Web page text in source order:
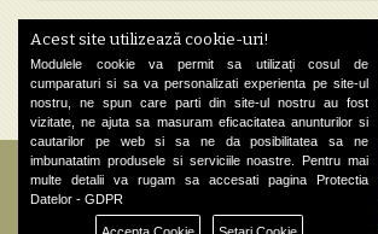
Follow Us
Contact
© 2026 Greek Shop. All Rights Reserved.
Acest site utilizează cookie-uri!
Modulele cookie va permit sa utilizați cosul de
cumparaturi si sa va personalizati experienta pe site-ul
nostru, ne spun care parti din site-ul nostru au fost
vizitate, ne ajuta sa masuram eficacitatea anunturilor si
cautarilor pe web si sa ne da posibilitatea sa ne
imbunatatim produsele si serviciile noastre. Pentru mai
multe detalii va rugam sa accesati pagina Protectia
Datelor - GDPR